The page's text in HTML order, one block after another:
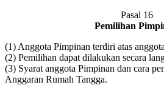
Pasal 16
Pemilihan
(1) Anggota Pimpinan terdiri atas
(2) Pemilihan dapat dilakukan secara
(3) Syarat anggota Pimpinan dan cara
Anggaran Rumah Tangga.